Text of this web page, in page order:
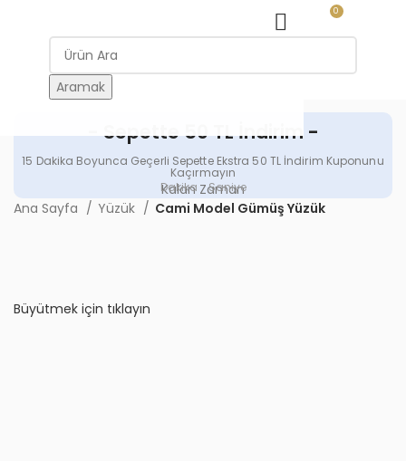
0
Aramak
- Sepette 50 TL İndirim -
15 Dakika Boyunca Geçerli Sepette Ekstra 50 TL İndirim Kuponunu
Kaçırmayın
Kalan Zaman
Dakika Saniye
Ana Sayfa Yüzük Cami Model Gümüş Yüzük
Büyütmek için tıklayın